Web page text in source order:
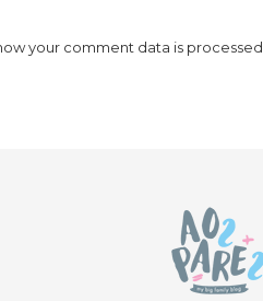
your comment data is processed.